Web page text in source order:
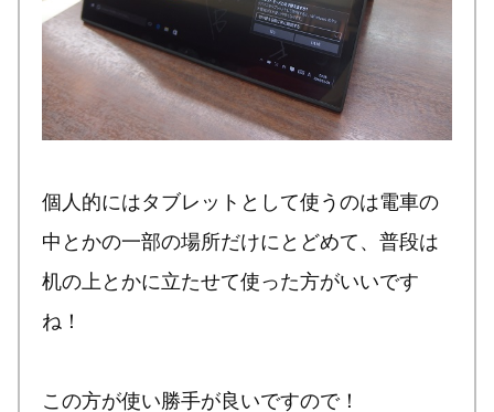
個人的にはタブレットとして使うのは電車の
中とかの一部の場所だけにとどめて、普段は
机の上とかに立たせて使った方がいいです
ね！
この方が使い勝手が良いですので！